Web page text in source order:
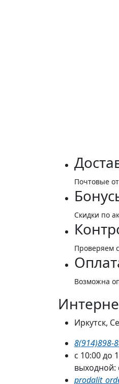
Почтовые
Скидки по
Проверяем
Возможна
Иркутск,
8(914)898-
с 10:00 до
выходной: